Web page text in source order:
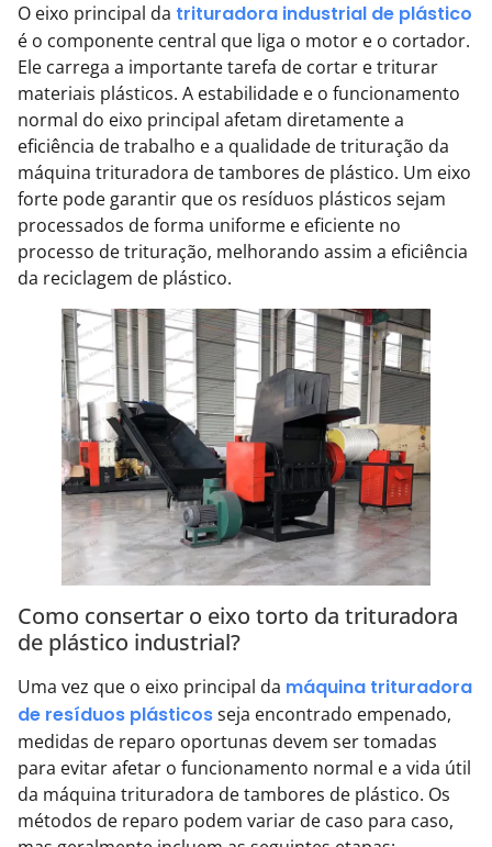
O eixo principal da trituradora industrial de plástico
é o componente central que liga o motor e o cortador.
Ele carrega a importante tarefa de cortar e triturar
materiais plásticos. A estabilidade e o funcionamento
normal do eixo principal afetam diretamente a
eficiência de trabalho e a qualidade de trituração da
máquina trituradora de tambores de plástico. Um eixo
forte pode garantir que os resíduos plásticos sejam
processados de forma uniforme e eficiente no
processo de trituração, melhorando assim a eficiência
da reciclagem de plástico.
Como consertar o eixo torto da trituradora
de plástico industrial?
Uma vez que o eixo principal da máquina trituradora
de resíduos plásticosseja encontrado empenado,
medidas de reparo oportunas devem ser tomadas
para evitar afetar o funcionamento normal e a vida útil
da máquina trituradora de tambores de plástico. Os
métodos de reparo podem variar de caso para caso,